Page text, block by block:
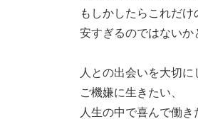
もしかしたらこれだけ
安すぎるのではないか
人との出会いを大切に
ご機嫌に生きたい、
人生の中で喜んで働